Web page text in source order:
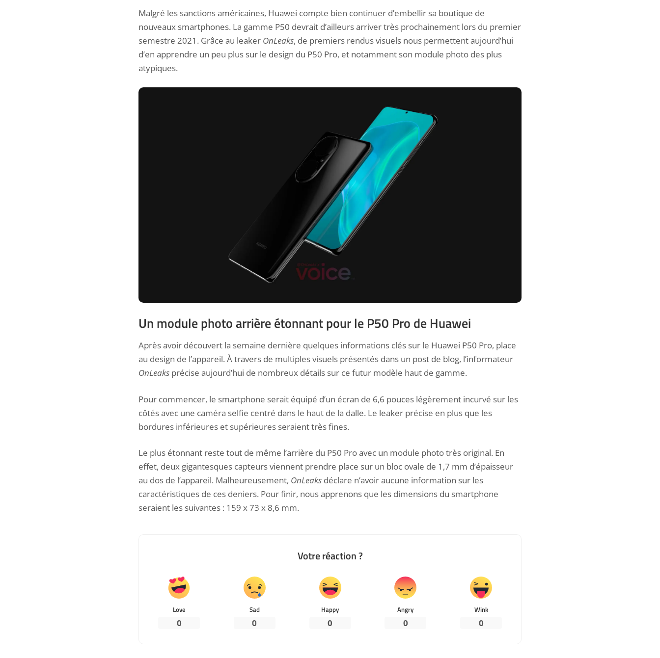
Malgré les sanctions américaines, Huawei compte bien continuer d’embellir sa boutique de
nouveaux smartphones. La gamme P50 devrait d’ailleurs arriver très prochainement lors du premier
semestre 2021. Grâce au leaker OnLeaks, de premiers rendus visuels nous permettent aujourd’hui
d’en apprendre un peu plus sur le design du P50 Pro, et notamment son module photo des plus
atypiques.
Un module photo arrière étonnant pour le P50 Pro de Huawei
Après avoir découvert la semaine dernière quelques informations clés sur le Huawei P50 Pro, place
au design de l’appareil. À travers de multiples visuels présentés dans un post de blog, l’informateur
OnLeaks précise aujourd’hui de nombreux détails sur ce futur modèle haut de gamme.
Pour commencer, le smartphone serait équipé d’un écran de 6,6 pouces légèrement incurvé sur les
côtés avec une caméra selfie centré dans le haut de la dalle. Le leaker précise en plus que les
bordures inférieures et supérieures seraient très fines.
Le plus étonnant reste tout de même l’arrière du P50 Pro avec un module photo très original. En
effet, deux gigantesques capteurs viennent prendre place sur un bloc ovale de 1,7 mm d’épaisseur
au dos de l’appareil. Malheureusement, OnLeaks déclare n’avoir aucune information sur les
caractéristiques de ces deniers. Pour finir, nous apprenons que les dimensions du smartphone
seraient les suivantes : 159 x 73 x 8,6 mm.
Votre réaction ?
Love
0
Sad
0
Happy
0
Angry
0
Wink
0